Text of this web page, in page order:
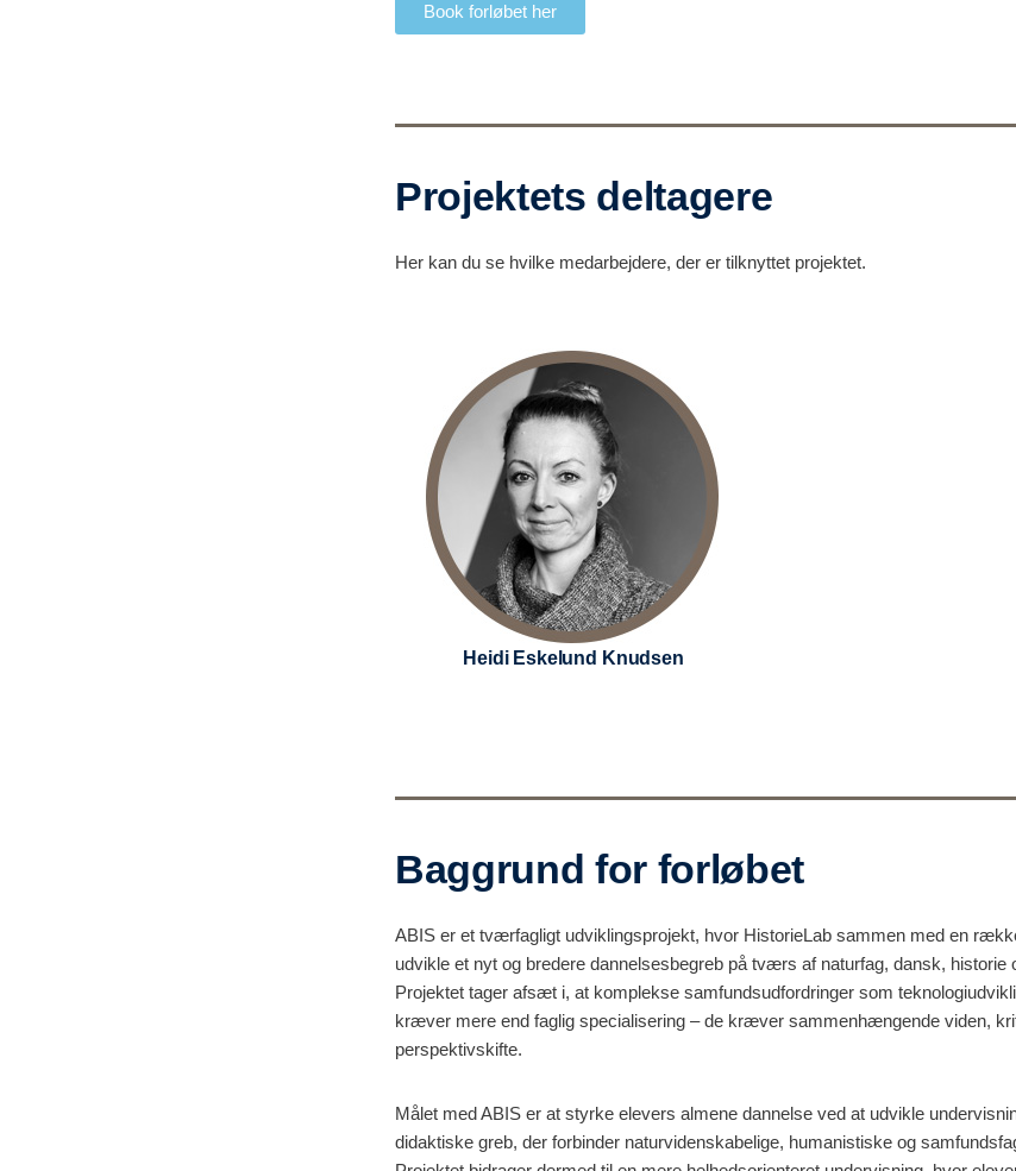
Book forløbet her
Projektets deltagere
Her kan du se hvilke medarbejdere, der er tilknyttet projektet.
Heidi Eskelund Knudsen
Baggrund for forløbet
ABIS er et tværfagligt udviklingsprojekt, hvor HistorieLab sammen med en
udvikle et nyt og bredere dannelsesbegreb på tværs af naturfag, dansk, historie
Projektet tager afsæt i, at komplekse samfundsudfordringer som
kræver mere end faglig specialisering – de kræver sammenhængende viden,
perspektivskifte.
Målet med ABIS er at styrke elevers almene dannelse ved at udvikle
didaktiske greb, der forbinder naturvidenskabelige, humanistiske og